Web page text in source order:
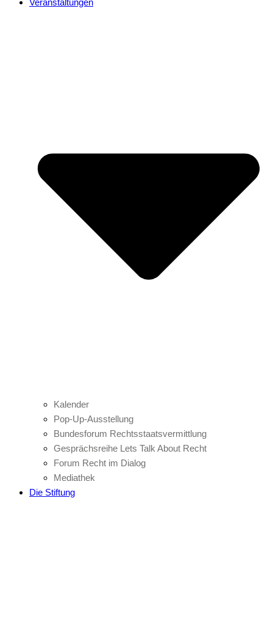
Veranstaltungen
Kalender
Pop-Up-Ausstellung
Bundesforum Rechtsstaatsvermittlung
Gesprächsreihe Lets Talk About Recht
Forum Recht im Dialog
Mediathek
Die Stiftung